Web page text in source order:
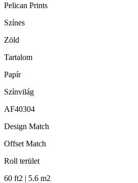
Pelican Prints
Színes
Zöld
Tartalom
Papír
Színvilág
AF40304
Design Match
Offset Match
Roll terület
60 ft2 | 5.6 m2